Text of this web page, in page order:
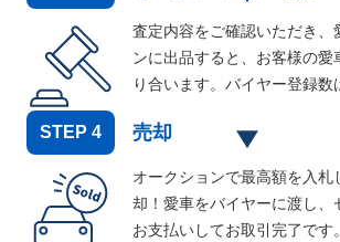
査定内容をご確認いただき、
ンに出品すると、お客様の愛
り合います。バイヤー登録数
STEP 4 売却
オークションで最高額を入札
却！愛車をバイヤーに渡し、
お支払いしてお取引完了です。